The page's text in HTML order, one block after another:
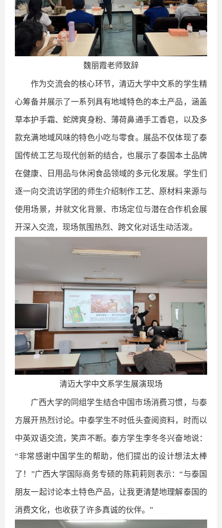
魏丽霞老师致辞
作为交流会的核心环节，清迈大学中文系的学生精
心筹备并展示了一系列具有地域特色的本土产品，涵盖
草本护手霜、蛇牌爽身粉、薄荷鼻通手工香皂，以及多
款充满地域风味的特色小吃与零食。展品不仅体现了泰
国传统工艺与现代创新的结合，也展示了泰国本土品牌
在健康、日用品与休闲食品领域的多元化发展。学生们
逐一向交流访学团的师生介绍制作工艺、原材料来源与
使用场景，并就文化背景、市场定位与潜在合作机会展
开深入交流，现场氛围热烈、跨文化对话生动活泼。
清迈大学中文系学生展演现场
广西大学的同组学生结合中国市场消费习惯，与泰
方展开热烈讨论。中泰学生不时低头查阅资料，时而以
中英双语交流，笑声不断。泰方学生李冬冬兴奋地说：
“非常感谢中国学生的帮助，他们提出的设计想法太棒
了！”广西大学国际商务专硕的陈莉莉则表示：“与泰国
朋友一起讨论本土特色产品，让我更清楚地理解泰国的
消费文化，也收获了许多真诚的伙伴。”